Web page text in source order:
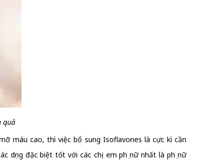
quả
máu cao, thì việc bổ sung Isoflavones là cực kì cần
đặc biệt tốt với các chị em phụ nữ nhất là phụ nữ